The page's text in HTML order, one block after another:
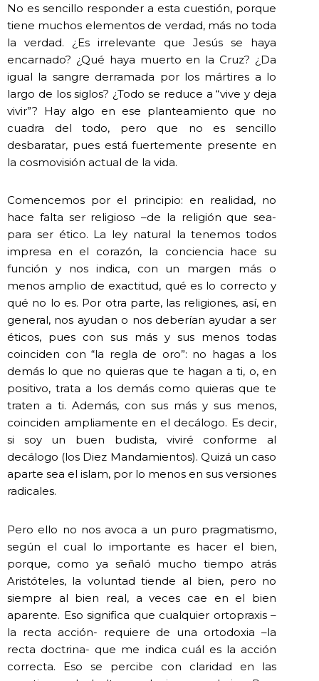
No es sencillo responder a esta cuestión, porque
tiene muchos elementos de verdad, más no toda
la verdad. ¿Es irrelevante que Jesús se haya
encarnado? ¿Qué haya muerto en la Cruz? ¿Da
igual la sangre derramada por los mártires a lo
largo de los siglos? ¿Todo se reduce a “vive y deja
vivir”? Hay algo en ese planteamiento que no
cuadra del todo, pero que no es sencillo
desbaratar, pues está fuertemente presente en
la cosmovisión actual de la vida.
Comencemos por el principio: en realidad, no
hace falta ser religioso –de la religión que sea-
para ser ético. La ley natural la tenemos todos
impresa en el corazón, la conciencia hace su
función y nos indica, con un margen más o
menos amplio de exactitud, qué es lo correcto y
qué no lo es. Por otra parte, las religiones, así, en
general, nos ayudan o nos deberían ayudar a ser
éticos, pues con sus más y sus menos todas
coinciden con “la regla de oro”: no hagas a los
demás lo que no quieras que te hagan a ti, o, en
positivo, trata a los demás como quieras que te
traten a ti. Además, con sus más y sus menos,
coinciden ampliamente en el decálogo. Es decir,
si soy un buen budista, viviré conforme al
decálogo (los Diez Mandamientos). Quizá un caso
aparte sea el islam, por lo menos en sus versiones
radicales.
Pero ello no nos avoca a un puro pragmatismo,
según el cual lo importante es hacer el bien,
porque, como ya señaló mucho tiempo atrás
Aristóteles, la voluntad tiende al bien, pero no
siempre al bien real, a veces cae en el bien
aparente. Eso significa que cualquier ortopraxis –
la recta acción- requiere de una ortodoxia –la
recta doctrina- que me indica cuál es la acción
correcta. Eso se percibe con claridad en las